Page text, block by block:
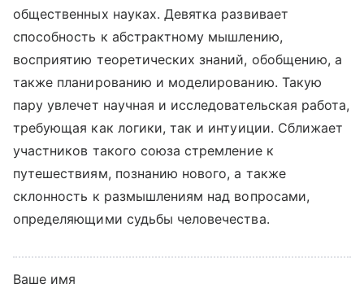
общественных науках. Девятка развивает
способность к абстрактному мышлению,
восприятию теоретических знаний, обобщению, а
также планированию и моделированию. Такую
пару увлечет научная и исследовательская работа,
требующая как логики, так и интуиции. Сближает
участников такого союза стремление к
путешествиям, познанию нового, а также
склонность к размышлениям над вопросами,
определяющими судьбы человечества.
Ваше имя